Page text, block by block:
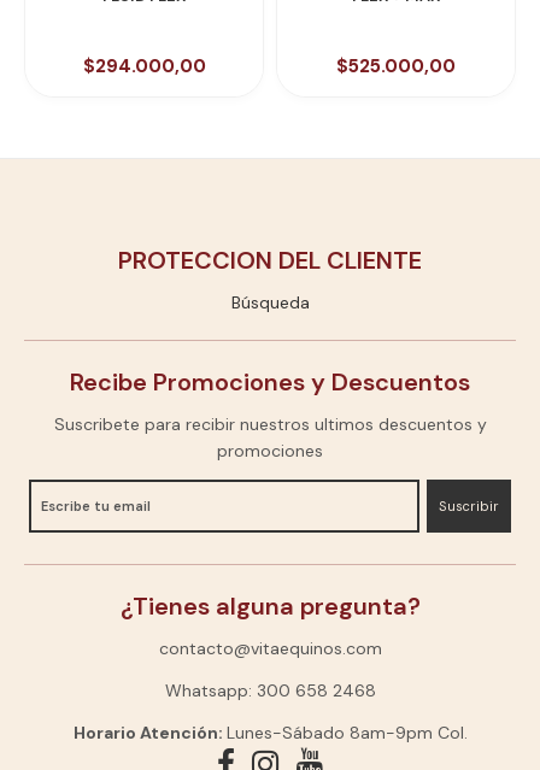
$294.000,00 $525.000,00
PROTECCION DEL CLIENTE
Búsqueda
Recibe Promociones y Descuentos
Suscribete para recibir nuestros ultimos descuentos y
promociones
Suscribir
¿Tienes alguna pregunta?
contacto@vitaequinos.com
Whatsapp: 300 658 2468
Horario Atención: Lunes-Sábado 8am-9pm Col.